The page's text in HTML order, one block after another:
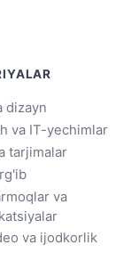
dizayn
va IT-yechimlar
tarjimalar
va
va ijodkorlik